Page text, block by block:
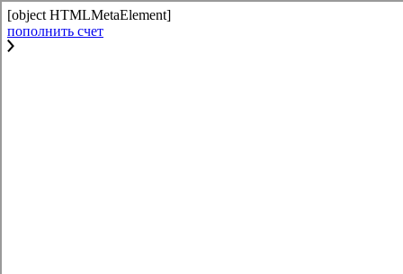
[object HTMLMetaElement]
пополнить счет